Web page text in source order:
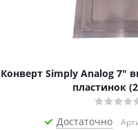
Конверт Simply Analog 7"
пластинок
Достаточно